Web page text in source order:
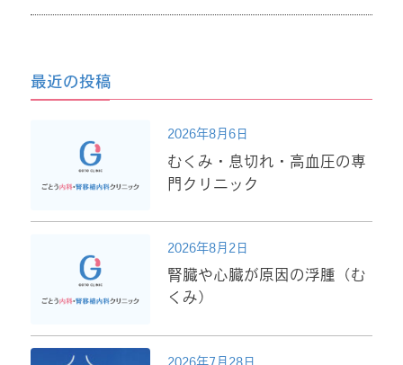
最近の投稿
むくみ・息切れ・高血圧の専
門クリニック
2026年8月6日
腎臓や心臓が原因の浮腫（む
くみ）
2026年8月2日
2026年7月28日